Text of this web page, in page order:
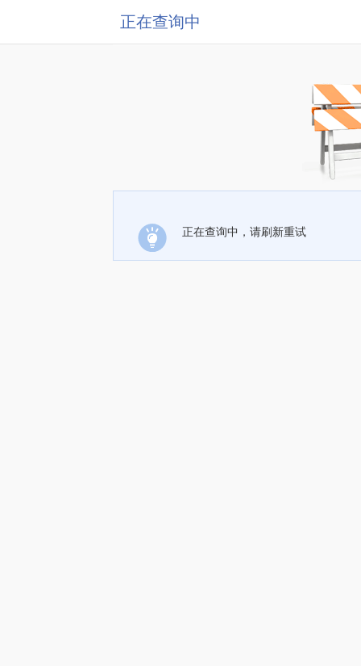
正在查询中
正在查询中，请刷新重试